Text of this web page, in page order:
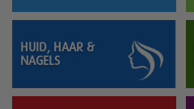
HUID, HAAR &
NAGELS